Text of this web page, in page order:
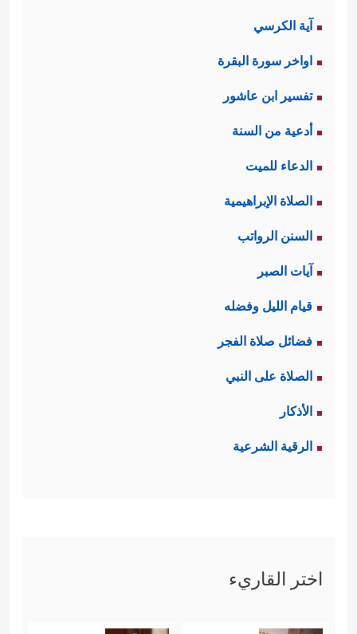
آية الكرسي
اواخر سورة البقرة
تفسير ابن عاشور
أدعية من السنة
الدعاء للميت
الصلاة الإبراهيمية
السنن الرواتب
آيات الصبر
قيام الليل وفضله
فضائل صلاة الفجر
الصلاة على النبي
الأذكار
الرقية الشرعية
اختر القاريء